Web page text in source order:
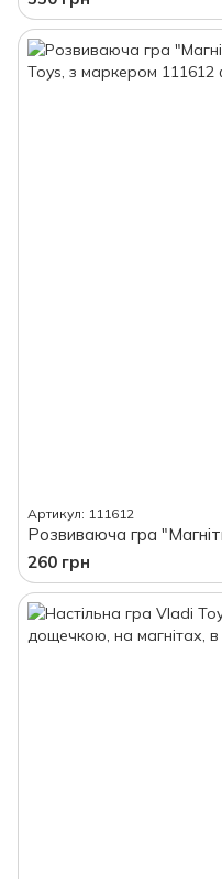
Артикул: 111612
260 грн